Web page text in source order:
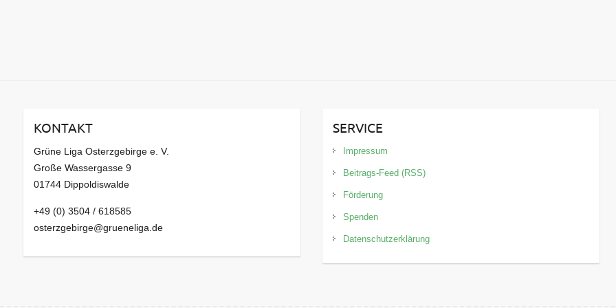
KONTAKT
Grüne Liga Osterzgebirge e. V.
Große Wassergasse 9
01744 Dippoldiswalde
+49 (0) 3504 / 618585
osterzgebirge@grueneliga.de
SERVICE
Impressum
Beitrags-Feed (RSS)
Förderung
Spenden
Datenschutzerklärung